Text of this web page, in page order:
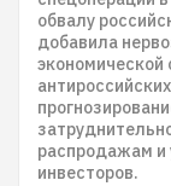
обвалу
добавила
экономической
распродажам и
инвесторов.